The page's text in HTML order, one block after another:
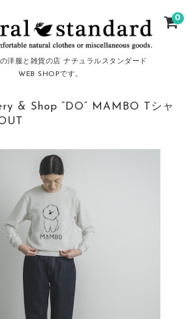
洋服と雑貨の店 ナチュラルスタンダード
WEB SHOPです。
0
& Shop “DO” MAMBO Tシャ